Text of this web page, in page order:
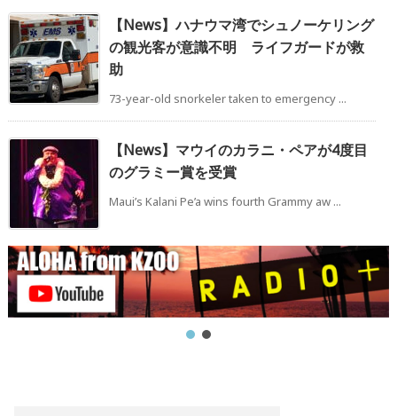
【News】ハナウマ湾でシュノーケリング
の観光客が意識不明 ライフガードが救
助
73-year-old snorkeler taken to emergency ...
【News】マウイのカラニ・ペアが4度目
のグラミー賞を受賞
Maui’s Kalani Pe’a wins fourth Grammy aw ...